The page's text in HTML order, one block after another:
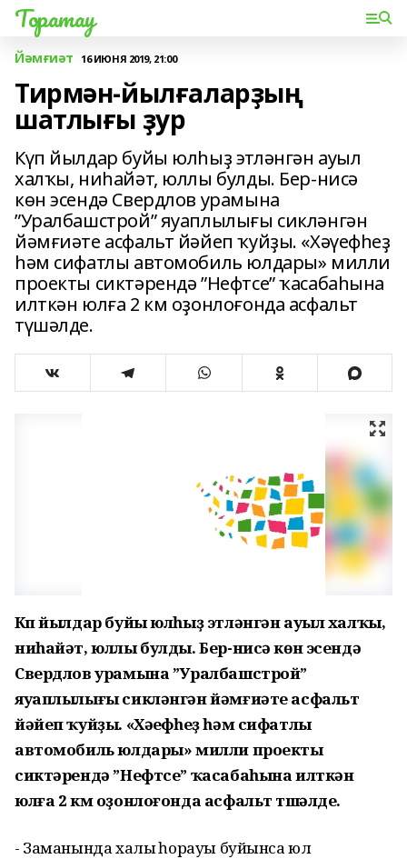
Торатау
Йәмғиәт 16 ИЮНЯ 2019, 21:00
Тирмән-йылғаларҙың
шатлығы ҙур
Күп йылдар буйы юлһыҙ этләнгән ауыл
халҡы, ниһайәт, юллы булды. Бер-нисә
көн эсендә Свердлов урамына
”Уралбашстрой” яуаплылығы сикләнгән
йәмғиәте асфальт йәйеп ҡуйҙы. «Хәүефһеҙ
һәм сифатлы автомобиль юлдары» милли
проекты сиктәрендә ”Нефтсе” ҡасабаһына
илткән юлға 2 км оҙонлоғонда асфальт
түшәлде.
Күп йылдар буйы юлһыҙ этләнгән ауыл халҡы,
ниһайәт, юллы булды. Бер-нисә көн эсендә
Свердлов урамына ”Уралбашстрой”
яуаплылығы сикләнгән йәмғиәте асфальт
йәйеп ҡуйҙы. «Хәүефһеҙ һәм сифатлы
автомобиль юлдары» милли проекты
сиктәрендә ”Нефтсе” ҡасабаһына илткән
юлға 2 км оҙонлоғонда асфальт түшәлде.
- Заманында халыҡ һорауы буйынса юл